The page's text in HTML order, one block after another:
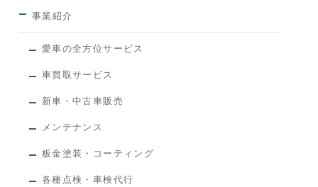
事業紹介
愛車の全方位サービス
車買取サービス
新車・中古車販売
メンテナンス
板金塗装・コーティング
各種点検・車検代行